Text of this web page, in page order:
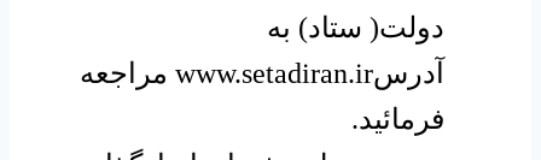
دولت( ستاد) به
آدرسwww.setadiran.ir مراجعه
فرمائید.